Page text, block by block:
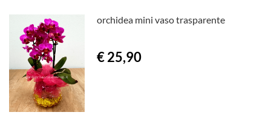
orchidea mini vaso trasparente
€ 25,90